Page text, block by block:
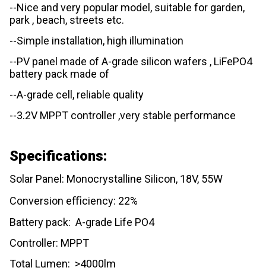
--Nice and very popular model, suitable for garden,
park , beach, streets etc.
--Simple installation, high illumination
--PV panel made of A-grade silicon wafers , LiFePO4
battery pack made of
--A-grade cell, reliable quality
--3.2V MPPT controller ,very stable performance
Specifications:
Solar Panel: Monocrystalline Silicon, 18V, 55W
Conversion eﬃciency: 22%
Battery pack: A-grade Life PO4
Controller: MPPT
Total Lumen: >4000lm